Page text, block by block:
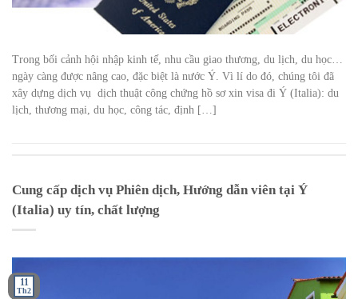
Trong bối cảnh hội nhập kinh tế, nhu cầu giao thương, du lịch, du học…
ngày càng được nâng cao, đặc biệt là nước Ý. Vì lí do đó, chúng tôi đã
xây dựng dịch vụ dịch thuật công chứng hồ sơ xin visa đi Ý (Italia): du
lịch, thương mại, du học, công tác, định […]
Cung cấp dịch vụ Phiên dịch, Hướng dẫn viên tại Ý
(Italia) uy tín, chất lượng
11
Th2